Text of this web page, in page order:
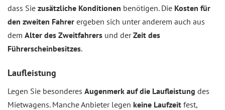
dass Sie zusätzliche Konditionen benötigen. Die Kosten für
den zweiten Fahrer ergeben sich unter anderem auch aus
dem Alter des Zweitfahrers und derZeit des
Führerscheinbesitzes.
Laufleistung
Legen Sie besonderes Augenmerk auf die Laufleistung des
Mietwagens. Manche Anbieter legen keine Laufzeit fest,